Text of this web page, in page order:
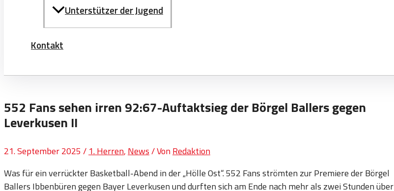
Unterstützer der Jugend
Kontakt
552 Fans sehen irren 92:67-Auftaktsieg der Börgel Ballers gegen
Leverkusen II
21. September 2025 / 1. Herren, News/ VonRedaktion
Was für ein verrückter Basketball-Abend in der „Hölle Ost“. 552 Fans strömten zur Premiere der Börgel
Ballers Ibbenbüren gegen Bayer Leverkusen und durften sich am Ende nach mehr als zwei Stunden über